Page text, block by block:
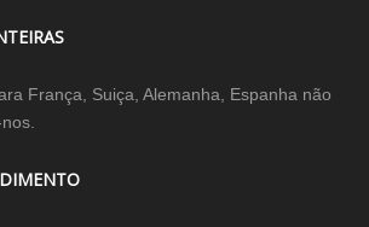
França, Suiça, Alemanha, Espanha não